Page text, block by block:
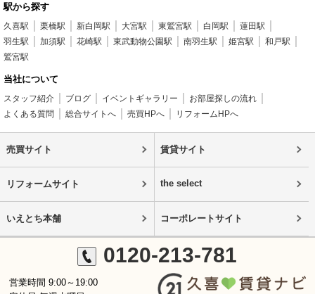
駅から探す
久喜駅 栗橋駅 新白岡駅 大宮駅 東鷲宮駅 白岡駅
蓮田駅
羽生駅
加須駅 花崎駅 東武動物公園駅 南羽生駅 姫宮駅
和戸駅
鷲宮駅
当社について
スタッフ紹介 ブログ イベントギャラリー
お部屋探しの流れ
よくある質問
総合サイトへ 売買HPへ リフォームHPへ
売買サイト 賃貸サイト
リフォームサイト the select
いえとち本舗 コーポレートサイト
0120-213-781
営業時間 9:00～19:00